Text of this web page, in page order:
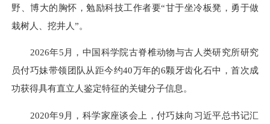
野、博大的胸怀，勉励科技工作者要“甘于坐冷板凳，勇于做
栽树人、挖井人”。
2026年5月，中国科学院古脊椎动物与古人类研究所研究
员付巧妹带领团队从距今约40万年的6颗牙齿化石中，首次成
功获得具有直立人鉴定特征的关键分子信息。
2020年9月，科学家座谈会上，付巧妹向习近平总书记汇